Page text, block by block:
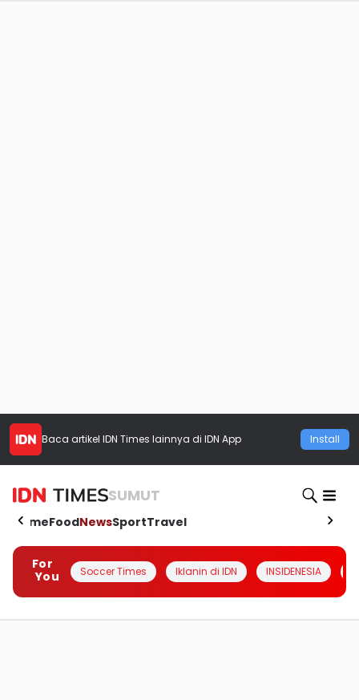
Baca artikel IDN Times lainnya di IDN App Install
SUMUT
HomeFoodNewsSportTravel
For
You
Soccer Times Iklanin di IDN INSIDENESIA